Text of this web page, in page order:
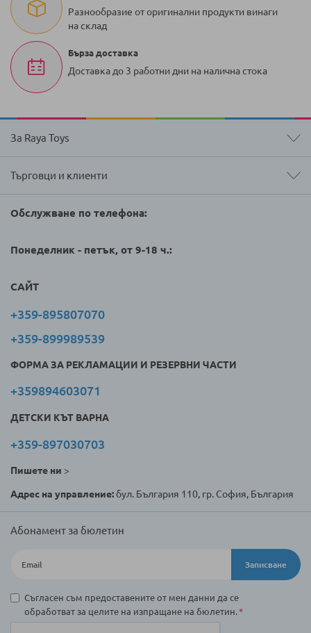
Разнообразие от оригинални продукти винаги
на склад
Бърза доставка
Доставка до 3 работни дни на налична стока
За Raya Toys
Търговци и клиенти
Обслужване по телефона:
Понеделник - петък, от 9-18 ч.:
САЙТ
+359-895807070
+359-899989539
ФОРМА ЗА РЕКЛАМАЦИИ И РЕЗЕРВНИ ЧАСТИ
+359894603071
ДЕТСКИ КЪТ ВАРНА
+359-897030703
Пишете ни >
Адрес на управление:бул. България 110, гр. София, България
Абонамент за бюлетин
Записване
Съгласен съм предоставените от мен данни да се
обработват за целите на изпращане на бюлетин.